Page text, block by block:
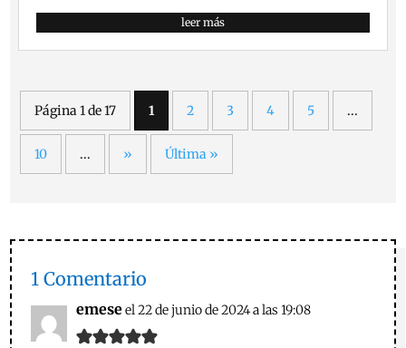
leer más
Página 1 de 17 1 2 3 4 5 ...
10 ... » Última »
1 Comentario
emeseel 22 de junio de 2024 a las 19:08